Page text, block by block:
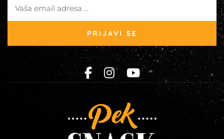
PRIJAVI SE